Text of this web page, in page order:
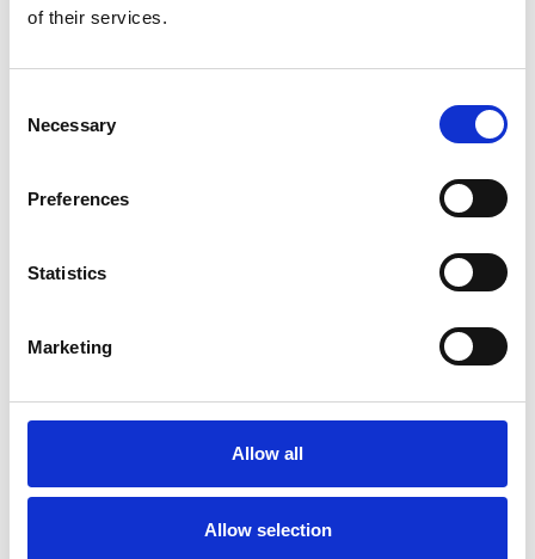
of their services.
Selection
Necessary
Preferences
Statistics
Marketing
Allow all
Allow selection
Rougine Nordberg
Skarpske Lucas fig. 87,
Dobbelt-endet skarpske med
TRINOVO® letmetal skaft. Ø 4
Skarpske Lucas fig. 88,
Sårhage Obwegeser nr.